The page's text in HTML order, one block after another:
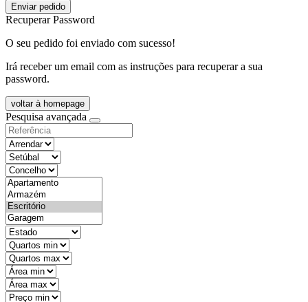
Enviar pedido
Recuperar Password
O seu pedido foi enviado com sucesso!
Irá receber um email com as instruções para recuperar a sua
password.
voltar à homepage
Pesquisa avançada
objective
districtId
countyId
types
state
mintypo
maxtypo
minarea
maxarea
minprice